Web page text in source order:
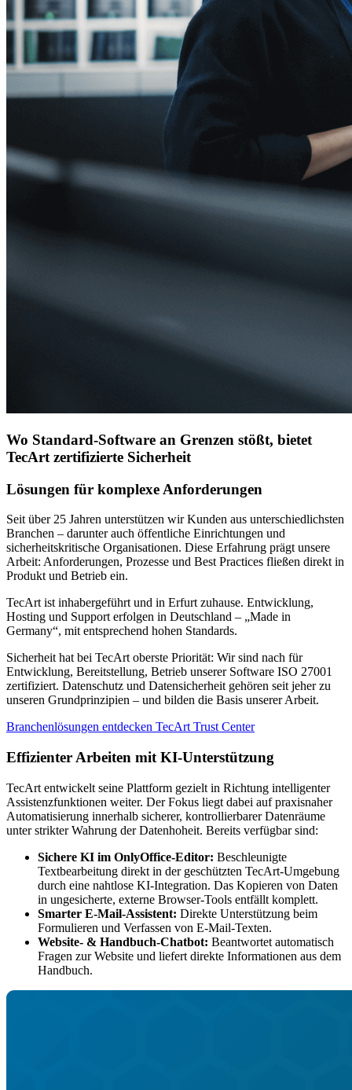
Wo Standard-Software an Grenzen stößt, bietet
TecArt zertifizierte Sicherheit
Lösungen für komplexe Anforderungen
Seit über 25 Jahren unterstützen wir Kunden aus unterschiedlichsten
Branchen – darunter auch öffentliche Einrichtungen und
sicherheitskritische Organisationen. Diese Erfahrung prägt unsere
Arbeit: Anforderungen, Prozesse und Best Practices fließen direkt in
Produkt und Betrieb ein.
TecArt ist inhabergeführt und in Erfurt zuhause. Entwicklung,
Hosting und Support erfolgen in Deutschland – „Made in
Germany“, mit entsprechend hohen Standards.
Sicherheit hat bei TecArt oberste Priorität: Wir sind nach für
Entwicklung, Bereitstellung, Betrieb unserer Software ISO 27001
zertifiziert. Datenschutz und Datensicherheit gehören seit jeher zu
unseren Grundprinzipien – und bilden die Basis unserer Arbeit.
Branchenlösungen entdecken TecArt Trust Center
Effizienter Arbeiten mit KI-Unterstützung
TecArt entwickelt seine Plattform gezielt in Richtung intelligenter
Assistenzfunktionen weiter. Der Fokus liegt dabei auf praxisnaher
Automatisierung innerhalb sicherer, kontrollierbarer Datenräume
unter strikter Wahrung der Datenhoheit. Bereits verfügbar sind:
Sichere KI im OnlyOffice-Editor: Beschleunigte
Textbearbeitung direkt in der geschützten TecArt-Umgebung
durch eine nahtlose KI-Integration. Das Kopieren von Daten
in ungesicherte, externe Browser-Tools entfällt komplett.
Smarter E-Mail-Assistent: Direkte Unterstützung beim
Formulieren und Verfassen von E-Mail-Texten.
Website- & Handbuch-Chatbot: Beantwortet automatisch
Fragen zur Website und liefert direkte Informationen aus dem
Handbuch.